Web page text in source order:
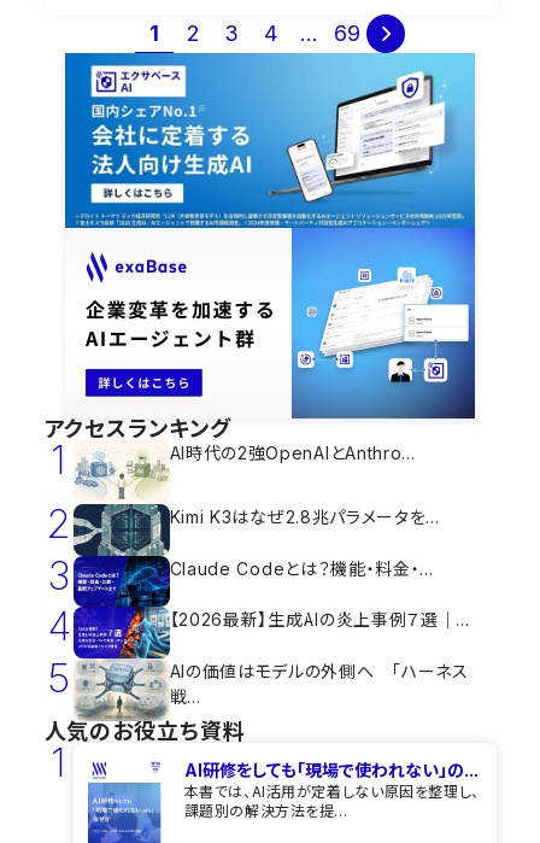
1 2 3 4 … 69 
アクセスランキング
1 AI時代の2強OpenAIとAnthro...
2 Kimi K3はなぜ2.8兆パラメータを...
3 Claude Codeとは？機能・料金・...
4 【2026最新】生成AIの炎上事例７選｜...
5
AIの価値はモデルの外側へ 「ハーネス
戦...
人気のお役立ち資料
1 AI研修をしても​「現場で使われない」の...
本書では、AI活用が定着しない原因を整理し、
課題別の解決方法を提...